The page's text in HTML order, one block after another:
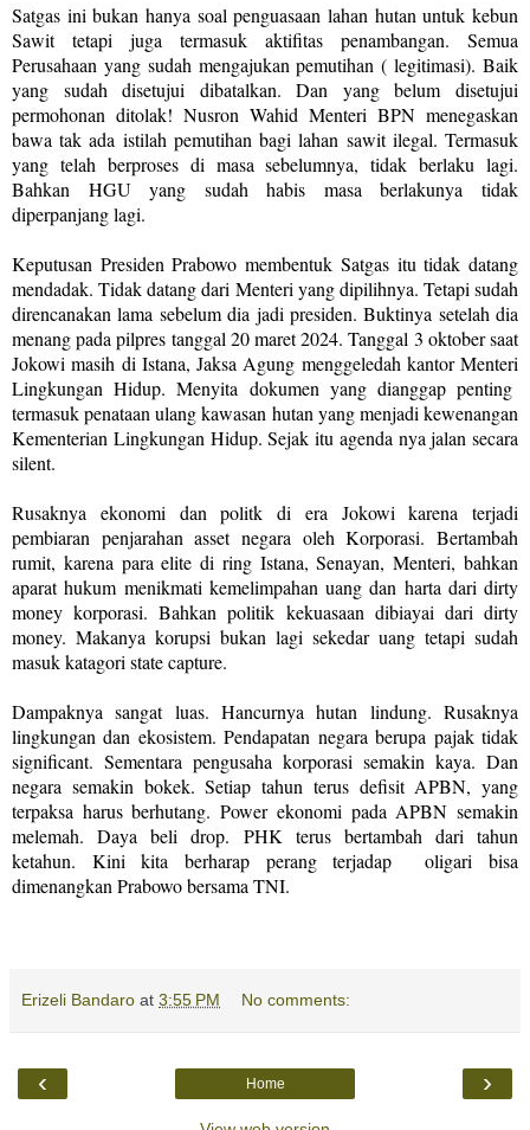
Satgas ini bukan hanya soal penguasaan lahan hutan untuk kebun
Sawit tetapi juga termasuk aktifitas penambangan. Semua
Perusahaan yang sudah mengajukan pemutihan ( legitimasi). Baik
yang sudah disetujui dibatalkan. Dan yang belum disetujui
permohonan ditolak! Nusron Wahid Menteri BPN menegaskan
bawa tak ada istilah pemutihan bagi lahan sawit ilegal. Termasuk
yang telah berproses di masa sebelumnya, tidak berlaku lagi.
Bahkan HGU yang sudah habis masa berlakunya tidak
diperpanjang lagi.
Keputusan Presiden Prabowo membentuk Satgas itu tidak datang
mendadak. Tidak datang dari Menteri yang dipilihnya. Tetapi sudah
direncanakan lama sebelum dia jadi presiden. Buktinya setelah dia
menang pada pilpres tanggal 20 maret 2024. Tanggal 3 oktober saat
Jokowi masih di Istana, Jaksa Agung menggeledah kantor Menteri
Lingkungan Hidup. Menyita dokumen yang dianggap penting
termasuk penataan ulang kawasan hutan yang menjadi kewenangan
Kementerian Lingkungan Hidup. Sejak itu agenda nya jalan secara
silent.
Rusaknya ekonomi dan politk di era Jokowi karena terjadi
pembiaran penjarahan asset negara oleh Korporasi. Bertambah
rumit, karena para elite di ring Istana, Senayan, Menteri, bahkan
aparat hukum menikmati kemelimpahan uang dan harta dari dirty
money korporasi. Bahkan politik kekuasaan dibiayai dari dirty
money. Makanya korupsi bukan lagi sekedar uang tetapi sudah
masuk katagori state capture.
Dampaknya sangat luas. Hancurnya hutan lindung. Rusaknya
lingkungan dan ekosistem. Pendapatan negara berupa pajak tidak
significant. Sementara pengusaha korporasi semakin kaya. Dan
negara semakin bokek. Setiap tahun terus defisit APBN, yang
terpaksa harus berhutang. Power ekonomi pada APBN semakin
melemah. Daya beli drop. PHK terus bertambah dari tahun
ketahun. Kini kita berharap perang terjadap
oligari bisa
dimenangkan Prabowo bersama TNI.
Erizeli Bandaro at 3:55 PM No comments:
‹ ›
Home